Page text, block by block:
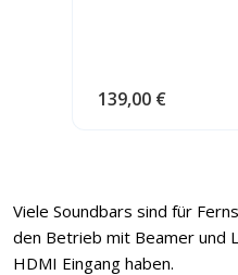
139,00 €
Viele Soundbars sind für
den Betrieb mit Beamer und
HDMI Eingang haben.